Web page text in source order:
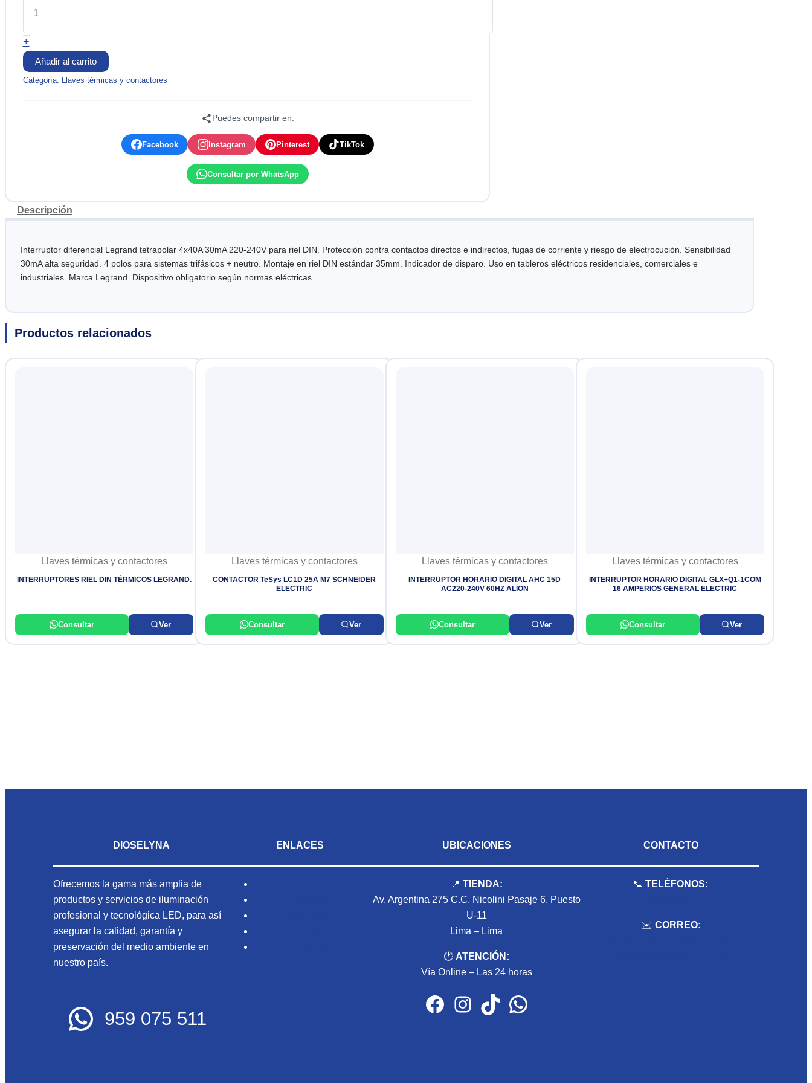
4X40AP
30
MA
220-
RIELDIN
LEGRAND
+
Añadir al carrito
Categoría: Llaves térmicas y contactores
Puedes compartir en:
Facebook Instagram Pinterest TikTok
Consultar por WhatsApp
Descripción
Interruptor diferencial Legrand tetrapolar 4x40A 30mA 220-240V para riel DIN. Protección contra contactos directos e indirectos, fugas de corriente y riesgo de electrocución. Sensibilidad
30mA alta seguridad. 4 polos para sistemas trifásicos + neutro. Montaje en riel DIN estándar 35mm. Indicador de disparo. Uso en tableros eléctricos residenciales, comerciales e
industriales. Marca Legrand. Dispositivo obligatorio según normas eléctricas.
Productos relacionados
Llaves térmicas y contactores
INTERRUPTORES RIEL DIN TÉRMICOS LEGRAND.
Consultar Ver
Llaves térmicas y contactores
CONTACTOR TeSys LC1D 25A M7 SCHNEIDER
ELECTRIC
Consultar Ver
Llaves térmicas y contactores
INTERRUPTOR HORARIO DIGITAL AHC 15D
AC220-240V 60HZ ALION
Consultar Ver
Llaves térmicas y contactores
INTERRUPTOR HORARIO DIGITAL GLX+Q1-1COM
16 AMPERIOS GENERAL ELECTRIC
Consultar Ver
DIOSELYNA
Ofrecemos la gama más amplia de
productos y servicios de iluminación
profesional y tecnológica LED, para así
asegurar la calidad, garantía y
preservación del medio ambiente en
nuestro país.
959 075 511
ENLACES UBICACIONES
📍 TIENDA:
Av. Argentina 275 C.C. Nicolini Pasaje 6, Puesto
U-11
Lima – Lima
🕐 ATENCIÓN:
Vía Online – Las 24 horas
Facebook Instagram TikTok WhatsApp
CONTACTO
📞TELÉFONOS:
✉️ CORREO: